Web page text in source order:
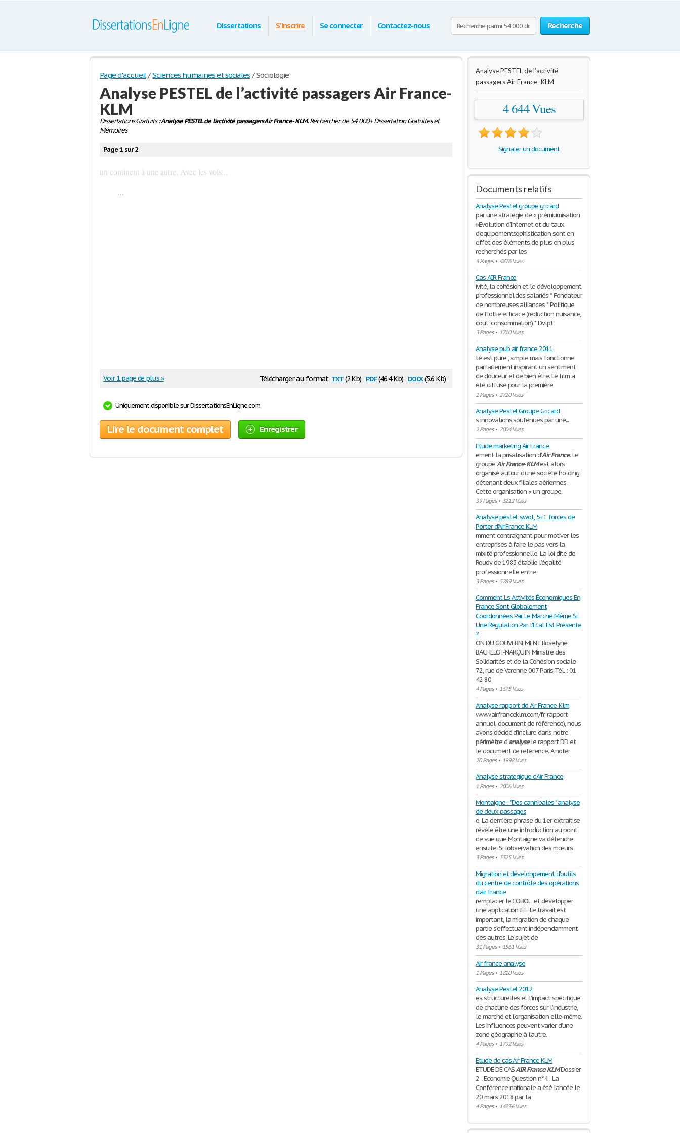
Recherche
Dissertations S'inscrire Se connecter Contactez-nous
Page d'accueil / Sciences humaines et sociales /Sociologie
Analyse PESTEL de l’activité passagers Air France-
KLM
Dissertations Gratuits: Analyse PESTEL de l’activité passagers Air France- KLM.Rechercher de 54 000+ Dissertation Gratuites et
Mémoires
Page 1 sur 2
un continent à une autre. Avec les vols...
...
Télécharger au format txt(2 Kb) pdf(46.4 Kb) docx(5.6 Kb)
Voir 1 page de plus »
Uniquement disponible sur DissertationsEnLigne.com
Lire le document complet Enregistrer
Analyse PESTEL de l’activité
passagers Air France- KLM
4 644 Vues
Signaler un document
Documents relatifs
Analyse Pestel groupe gricard
par une stratégie de « prémiumisation
»Evolution d’Internet et du taux
d’equipementsophistication sont en
effet des éléments de plus en plus
recherchés par les
3 Pages• 4876 Vues
Cas AIR France
ivité, la cohésion et le développement
professionnel des salariés * Fondateur
de nombreuses alliances * Politique
de flotte efficace (réduction nuisance,
cout, consommation) * Dvlpt
3 Pages• 1710 Vues
Analyse pub air france 2011
té est pure , simple mais fonctionne
parfaitement inspirant un sentiment
de douceur et de bien être. Le film a
été diffusé pour la première
2 Pages• 2720 Vues
Analyse Pestel Groupe Gricard
s innovations soutenues par une...
2 Pages• 2004 Vues
Etude marketing Air France
ement la privatisation d'AirFrance. Le
groupeAirFrance-KLMest alors
organisé autour d'une société holding
détenant deux filiales aériennes.
Cette organisation « un groupe,
39 Pages• 3212 Vues
Analyse pestel, swot, 5+1 forces de
Porter d'Air France KLM
mment contraignant pour motiver les
entreprises à faire le pas vers la
mixité professionnelle. La loi dite de
Roudy de 1983 établie l’égalité
professionnelle entre
3 Pages• 5289 Vues
Comment Ls Activités Économiques En
France Sont Globalement
Coordonnées Par Le Marché Même Si
Une Régulation Par l'Etat Est Présente
?
ON DU GOUVERNEMENT Roselyne
BACHELOT-NARQUIN Ministre des
Solidarités et de la Cohésion sociale
72, rue de Varenne 007 Paris Tél. : 01
42 80
4 Pages• 1575 Vues
Analyse rapport dd Air France-Klm
www.airfranceklm.com/fr, rapport
annuel, document de référence), nous
avons décidé d’inclure dans notre
périmètre d’analysele rapport DD et
le document de référence. A noter
20 Pages• 1998 Vues
Analyse strategique d'Air France
1 Pages• 2006 Vues
Montaigne : " Des cannibales " analyse
de deux passages
e. La dernière phrase du 1er extrait se
révèle être une introduction au point
de vue que Montaigne va défendre
ensuite. Si l'observation des mœurs
3 Pages• 3325 Vues
Migration et développement d'outils
du centre de contrôle des opérations
d'air france
remplacer le COBOL, et développer
une application JEE. Le travail est
important, la migration de chaque
partie s’effectuant indépendamment
des autres. Le sujet de
31 Pages• 1561 Vues
Air france analyse
1 Pages• 1810 Vues
Analyse Pestel 2012
es structurelles et l’impact spécifique
de chacune des forces sur l’industrie,
le marché et l’organisation elle-même.
Les influences peuvent varier d’une
zone géographie à l’autre.
4 Pages• 1792 Vues
Etude de cas Air France KLM
ETUDE DE CASAIR France KLMDossier
2 : Economie Question n°4 : La
Conférence nationale a été lancée le
20 mars 2018 par la
4 Pages• 14236 Vues